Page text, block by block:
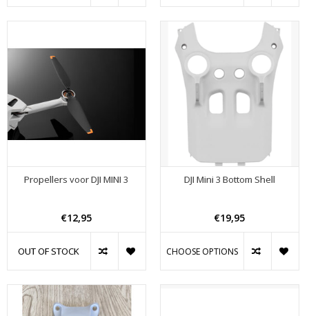
Propellers voor DJI MINI 3
€12,95
OUT OF STOCK
DJI Mini 3 Bottom Shell
€19,95
CHOOSE OPTIONS